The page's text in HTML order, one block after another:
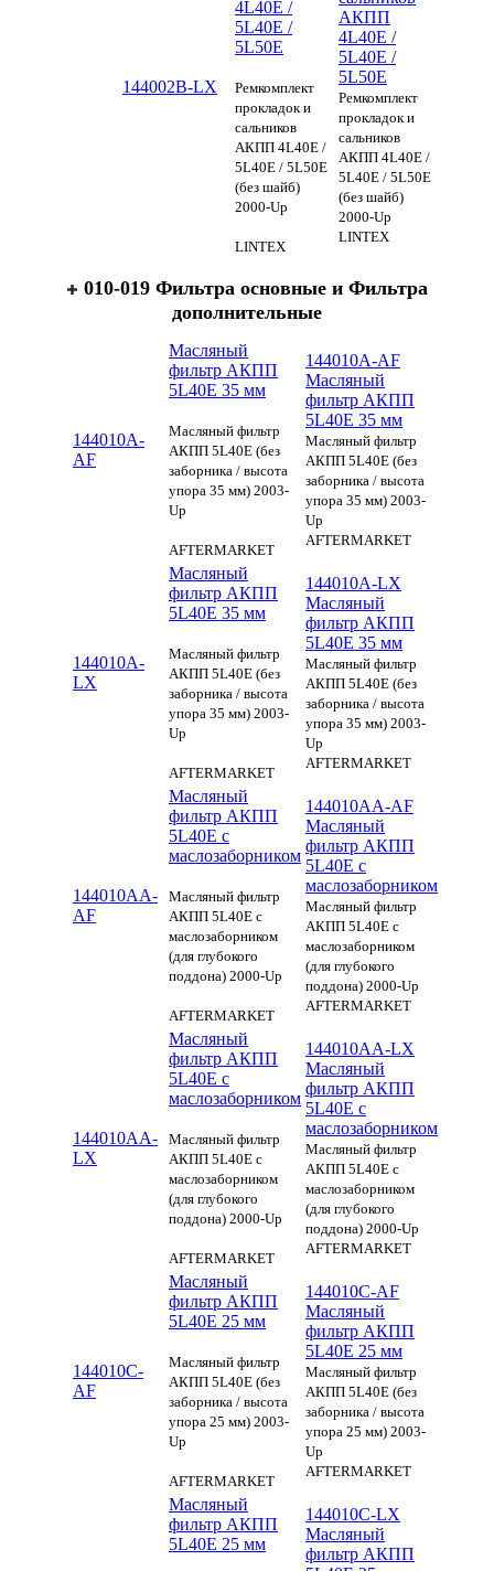
144002B-LX
4L40E /
5L40E /
5L50E
Ремкомплект
прокладок и
сальников
АКПП 4L40E /
5L40E / 5L50E
(без шайб)
2000-Up
LINTEX
АКПП
4L40E /
5L40E /
5L50E
Ремкомплект
прокладок и
сальников
АКПП 4L40E /
5L40E / 5L50E
(без шайб)
2000-Up
LINTEX
010-019 Фильтра основные и Фильтра
дополнительные
144010A-
AF
Масляный
фильтр АКПП
5L40E 35 мм
Масляный фильтр
АКПП 5L40E (без
заборника / высота
упора 35 мм) 2003-
Up
AFTERMARKET
144010A-AF
Масляный
фильтр АКПП
5L40E 35 мм
Масляный фильтр
АКПП 5L40E (без
заборника / высота
упора 35 мм) 2003-
Up
AFTERMARKET
144010A-
LX
Масляный
фильтр АКПП
5L40E 35 мм
Масляный фильтр
АКПП 5L40E (без
заборника / высота
упора 35 мм) 2003-
Up
AFTERMARKET
144010A-LX
Масляный
фильтр АКПП
5L40E 35 мм
Масляный фильтр
АКПП 5L40E (без
заборника / высота
упора 35 мм) 2003-
Up
AFTERMARKET
144010AA-
AF
Масляный
фильтр АКПП
5L40E c
маслозаборником
Масляный фильтр
АКПП 5L40E c
маслозаборником
(для глубокого
поддона) 2000-Up
AFTERMARKET
144010AA-AF
Масляный
фильтр АКПП
5L40E c
маслозаборником
Масляный фильтр
АКПП 5L40E c
маслозаборником
(для глубокого
поддона) 2000-Up
AFTERMARKET
144010AA-
LX
Масляный
фильтр АКПП
5L40E c
маслозаборником
Масляный фильтр
АКПП 5L40E c
маслозаборником
(для глубокого
поддона) 2000-Up
AFTERMARKET
144010AA-LX
Масляный
фильтр АКПП
5L40E c
маслозаборником
Масляный фильтр
АКПП 5L40E c
маслозаборником
(для глубокого
поддона) 2000-Up
AFTERMARKET
144010C-
AF
Масляный
фильтр АКПП
5L40E 25 мм
Масляный фильтр
АКПП 5L40E (без
заборника / высота
упора 25 мм) 2003-
Up
AFTERMARKET
144010C-AF
Масляный
фильтр АКПП
5L40E 25 мм
Масляный фильтр
АКПП 5L40E (без
заборника / высота
упора 25 мм) 2003-
Up
AFTERMARKET
Масляный
фильтр АКПП
5L40E 25 мм
144010C-LX
Масляный
фильтр АКПП